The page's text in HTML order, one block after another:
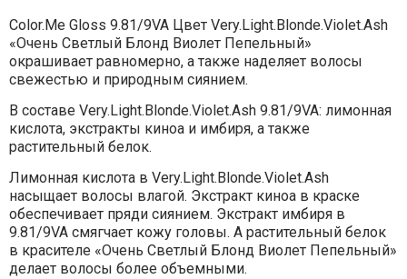
Color.Me Gloss 9.81/9VA Цвет Very.Light.Blonde.Violet.Ash
«Очень Светлый Блонд Виолет Пепельный»
окрашивает равномерно, а также наделяет волосы
свежестью и природным сиянием.
В составе Very.Light.Blonde.Violet.Ash 9.81/9VA: лимонная
кислота, экстракты киноа и имбиря, а также
растительный белок.
Лимонная кислота в Very.Light.Blonde.Violet.Ash
насыщает волосы влагой. Экстракт киноа в краске
обеспечивает пряди сиянием. Экстракт имбиря в
9.81/9VA смягчает кожу головы. А растительный белок
в красителе «Очень Светлый Блонд Виолет Пепельный»
делает волосы более объемными.